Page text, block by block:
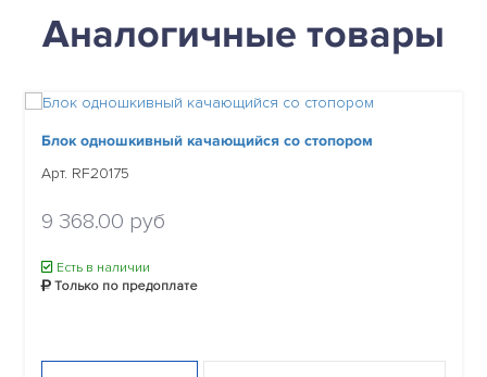
Аналогичные товары
Блок одношкивный качающийся со стопором
Арт. RF20175
9 368.00 руб
Есть в наличии
Только по предоплате